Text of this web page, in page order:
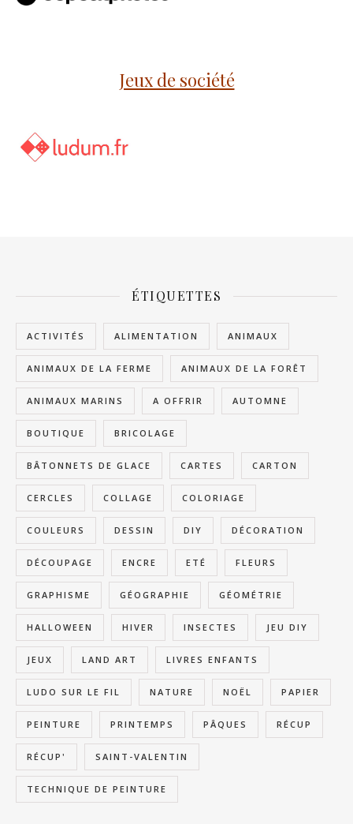
Jeux de société
ÉTIQUETTES
ACTIVITÉS ALIMENTATION ANIMAUX
ANIMAUX DE LA FERME ANIMAUX DE LA FORÊT
ANIMAUX MARINS A OFFRIR AUTOMNE
BOUTIQUE BRICOLAGE
BÂTONNETS DE GLACE CARTES CARTON
CERCLES COLLAGE COLORIAGE
COULEURS DESSIN DIY DÉCORATION
DÉCOUPAGE ENCRE ETÉ FLEURS
GRAPHISME GÉOGRAPHIE GÉOMÉTRIE
HALLOWEEN HIVER INSECTES JEU DIY
JEUX LAND ART LIVRES ENFANTS
LUDO SUR LE FIL NATURE NOËL PAPIER
PEINTURE PRINTEMPS PÂQUES RÉCUP
RÉCUP' SAINT-VALENTIN
TECHNIQUE DE PEINTURE